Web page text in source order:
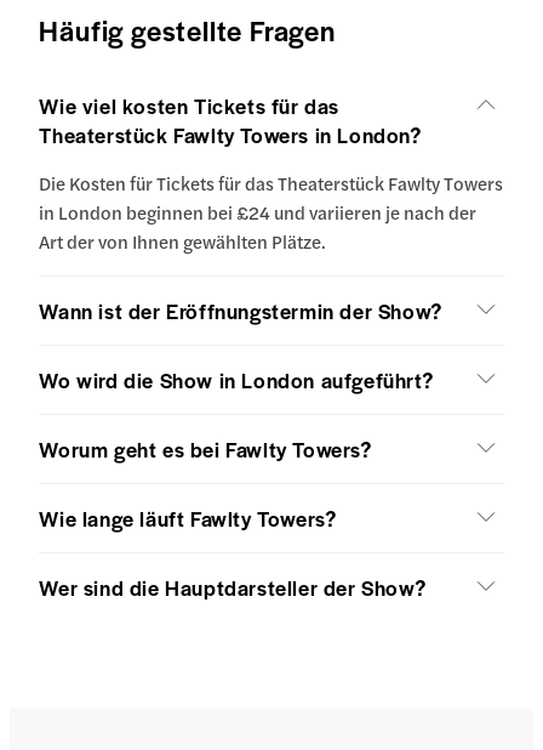
Häufig gestellte Fragen
Wie viel kosten Tickets für das
Theaterstück Fawlty Towers in London?
Die Kosten für Tickets für das Theaterstück Fawlty Towers
in London beginnen bei £24 und variieren je nach der
Art der von Ihnen gewählten Plätze.
Wann ist der Eröffnungstermin der Show?
Wo wird die Show in London aufgeführt?
Worum geht es bei Fawlty Towers?
Wie lange läuft Fawlty Towers?
Wer sind die Hauptdarsteller der Show?